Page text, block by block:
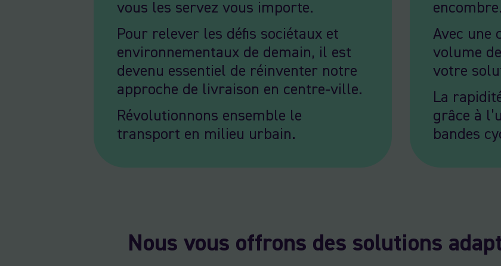
vous les servez vous importe.
Pour relever les défis sociétaux et
environnementaux de demain, il est
devenu essentiel de réinventer notre
approche de livraison en centre-ville.
Révolutionnons ensemble le
transport en milieu urbain.
encombre.
Avec une
volume
votre
La
grâce à
bandes
Nous vous offrons des solutions